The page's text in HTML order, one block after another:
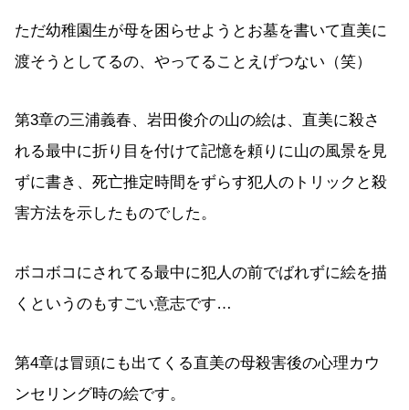
ただ幼稚園生が母を困らせようとお墓を書いて直美に
渡そうとしてるの、やってることえげつない（笑）
第3章の三浦義春、岩田俊介の山の絵は、直美に殺さ
れる最中に折り目を付けて記憶を頼りに山の風景を見
ずに書き、死亡推定時間をずらす犯人のトリックと殺
害方法を示したものでした。
ボコボコにされてる最中に犯人の前でばれずに絵を描
くというのもすごい意志です…
第4章は冒頭にも出てくる直美の母殺害後の心理カウ
ンセリング時の絵です。